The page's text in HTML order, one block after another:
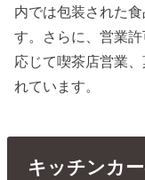
内では包装された
す。さらに、営業
応じて喫茶店営業
れています。
キッチンカ